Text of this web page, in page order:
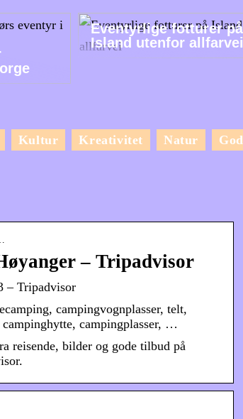
Eventyrlige fotturer på
Island utenfor allfarvei
Kultur Kreativitet Natur
– Tripadvisor
– Tripadvisor
campingvognplasser, telt,
campingplasser, …
reisende, bilder og gode tilbud på